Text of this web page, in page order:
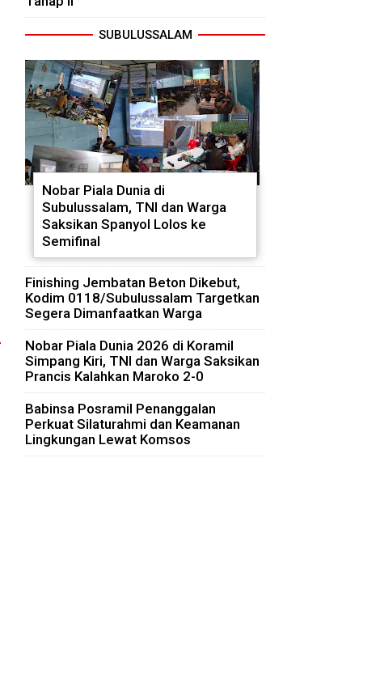
SUBULUSSALAM
Nobar Piala Dunia di
Subulussalam, TNI dan Warga
Saksikan Spanyol Lolos ke
Semifinal
Finishing Jembatan Beton Dikebut,
Kodim 0118/Subulussalam Targetkan
Segera Dimanfaatkan Warga
Nobar Piala Dunia 2026 di Koramil
Simpang Kiri, TNI dan Warga Saksikan
Prancis Kalahkan Maroko 2-0
Babinsa Posramil Penanggalan
Perkuat Silaturahmi dan Keamanan
Lingkungan Lewat Komsos